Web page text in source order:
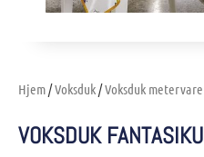
Hjem/Voksduk/Voksduk metervare
VOKSDUK FANTASIKU